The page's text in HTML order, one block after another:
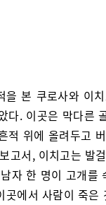
을 본 쿠로사와 이
다. 이곳은 막다른
적 위에 올려두고
고서, 이치고는 발
자 한 명이 고개를
에서 사람이 죽은